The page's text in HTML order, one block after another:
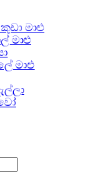
කුඩා මාළු
මාළු
මාළු